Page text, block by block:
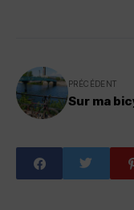
PRÉCÉDENT
Sur ma